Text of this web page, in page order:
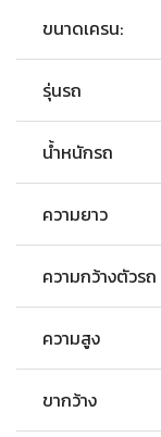
ขนาดเครน:
รุ่นรถ
น้ำหนักรถ
ความยาว
ความกว้างตัวรถ
ความสูง
ขากว้าง